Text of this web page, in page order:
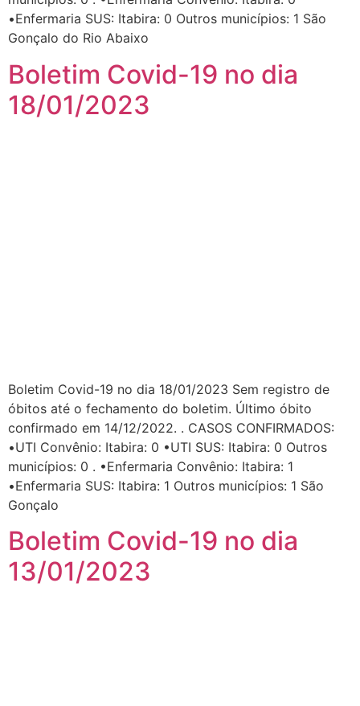
•Enfermaria SUS: Itabira: 0 Outros municípios: 1 São
Gonçalo do Rio Abaixo
Boletim Covid-19 no dia
18/01/2023
Boletim Covid-19 no dia 18/01/2023 Sem registro de
óbitos até o fechamento do boletim. Último óbito
confirmado em 14/12/2022. . CASOS CONFIRMADOS:
•UTI Convênio: Itabira: 0 •UTI SUS: Itabira: 0 Outros
municípios: 0 . •Enfermaria Convênio: Itabira: 1
•Enfermaria SUS: Itabira: 1 Outros municípios: 1 São
Gonçalo
Boletim Covid-19 no dia
13/01/2023